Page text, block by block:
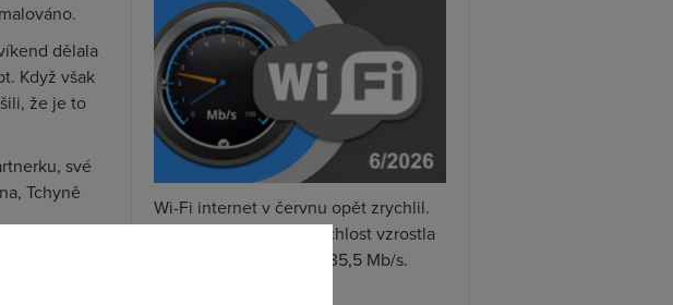
dělala
Když však
že je to
své
Tchyně
nebo
Wi-Fi internet v červnu opět zrychlil.
Průměrná naměřená rychlost vzrostla
meziměsíčně o 4 % na 35,5 Mb/s.